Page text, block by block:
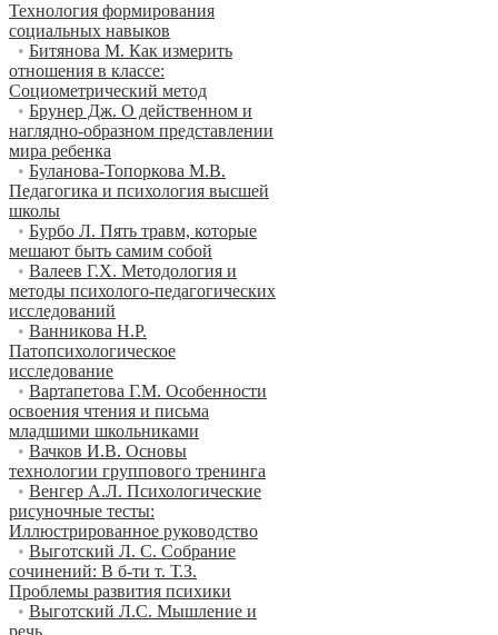
Технология формирования
социальных навыков
• Битянова М. Как измерить
отношения в классе:
Социометрический метод
• Брунер Дж. О действенном и
наглядно-образном представлении
мира ребенка
• Буланова-Топоркова М.В.
Педагогика и психология высшей
школы
• Бурбо Л. Пять травм, которые
мешают быть самим собой
• Валеев Г.Х. Методология и
методы психолого-педагогических
исследований
• Ванникова Н.Р.
Патопсихологическое
исследование
• Вартапетова Г.М. Особенности
освоения чтения и письма
младшими школьниками
• Вачков И.В. Основы
технологии группового тренинга
• Венгер А.Л. Психологические
рисуночные тесты:
Иллюстрированное руководство
• Выготский Л. С. Собрание
сочинений: В б-ти т. Т.З.
Проблемы развития психики
• Выготский Л.С. Мышление и
речь